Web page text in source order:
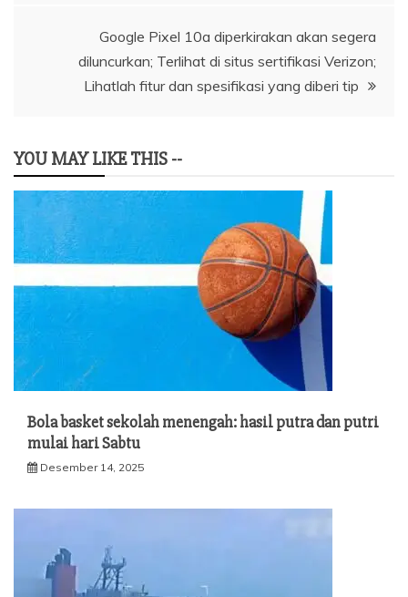
Google Pixel 10a diperkirakan akan segera
diluncurkan; Terlihat di situs sertifikasi Verizon;
Lihatlah fitur dan spesifikasi yang diberi tip
YOU MAY LIKE THIS --
Bola basket sekolah menengah: hasil putra dan putri
mulai hari Sabtu
Desember 14, 2025